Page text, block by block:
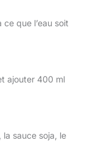
ce que l’eau soit
ajouter 400 ml
la sauce soja, le